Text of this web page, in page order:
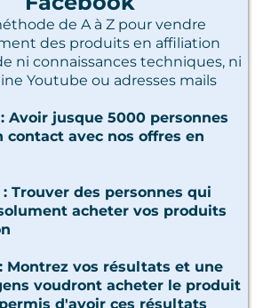
de A à Z pour vendre
des produits en affiliation
ni connaissances techniques, ni
Youtube ou adresses mails
: Avoir jusque 5000 personnes
contact avec nos offres en
: Trouver des personnes qui
acheter vos produits
: Montrez vos résultats et une
voudront acheter le produit
d'avoir ces résultats